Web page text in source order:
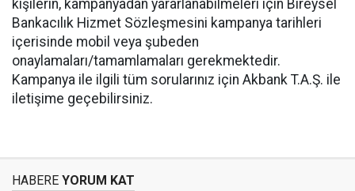
kişilerin, kampanyadan yararlanabilmeleri için Bireysel
Bankacılık Hizmet Sözleşmesini kampanya tarihleri
içerisinde mobil veya şubeden
onaylamaları/tamamlamaları gerekmektedir.
Kampanya ile ilgili tüm sorularınız için Akbank T.A.Ş. ile
iletişime geçebilirsiniz.
HABERE YORUM KAT